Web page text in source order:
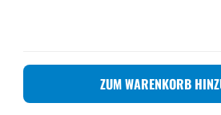
zuschneiden, um eine indirekte,
der WiZ App oder Deiner Stimme,
dimmen oder heller einzustellen,
WLAN-Einrichtung voreingestellte
ZUM WARENKORB